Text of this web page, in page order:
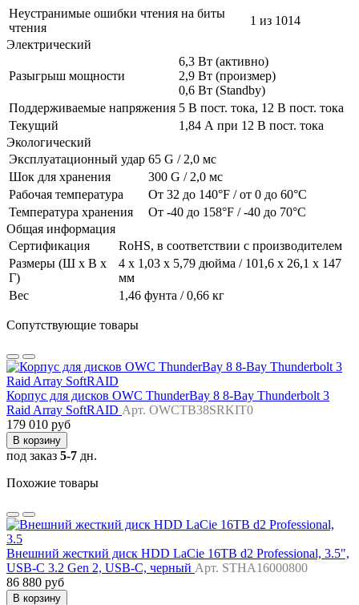
Неустранимые ошибки чтения на биты
чтения
1 из 1014
Электрический
Разыгрыш мощности
6,3 Вт (активно)
2,9 Вт (произмер)
0,6 Вт (Standby)
Поддерживаемые напряжения 5 В пост. тока, 12 В пост. тока
Текущий
1,84 А при 12 В пост. тока
Экологический
Эксплуатационный удар 65 G / 2,0 мс
Шок для хранения
300 G / 2,0 мс
Рабочая температура
От 32 до 140°F / от 0 до 60°C
Температура хранения
От -40 до 158°F / -40 до 70°C
Общая информация
Сертификация
RoHS, в соответствии с производителем
Размеры (Ш x В x
Г)
4 х 1,03 х 5,79 дюйма / 101,6 x 26,1 х 147
мм
Вес
1,46 фунта / 0,66 кг
Сопутствующие товары
Корпус для дисков OWC ThunderBay 8 8-Bay Thunderbolt 3
Raid Array SoftRAID Арт. OWCTB38SRKIT0
179 010 руб
В корзину
под заказ 5-7 дн.
Похожие товары
Внешний жесткий диск HDD LaCie 16TB d2 Professional, 3.5",
USB-C 3.2 Gen 2, USB-C, черный Арт. STHA16000800
86 880 руб
В корзину